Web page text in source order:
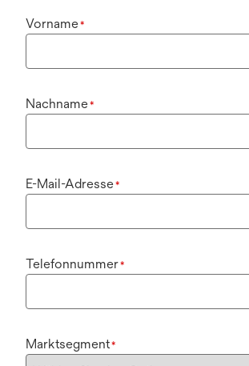
Vorname*
Nachname*
E-Mail-Adresse*
Telefonnummer*
Marktsegment*